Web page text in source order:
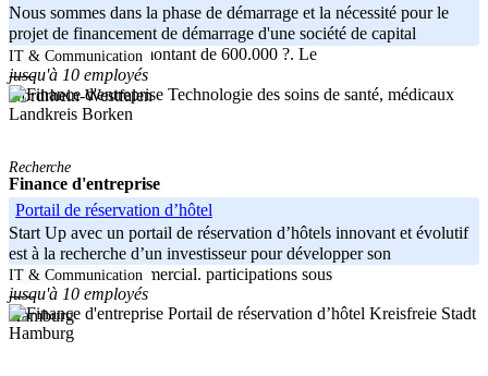
Nous sommes dans la phase de démarrage et la nécessité pour le
projet de financement de démarrage d'une société de capital
bspw.Venture d'un montant de 600.000 ?. Le
-----
Nordrhein-Westfalen
IT & Communication
jusqu'à 10 employés
Landkreis Borken
Recherche
Finance d'entreprise
Portail de réservation d’hôtel
Start Up avec un portail de réservation d’hôtels innovant et évolutif
est à la recherche d’un investisseur pour développer son
développement commercial. participations sous
-----
Hamburg
IT & Communication
jusqu'à 10 employés
Kreisfreie Stadt
Hamburg